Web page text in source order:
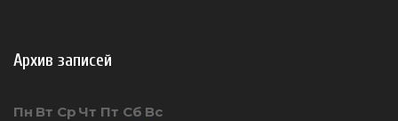
Архив записей
Пн Вт Ср Чт Пт Сб Вс